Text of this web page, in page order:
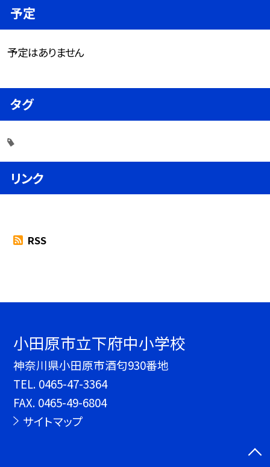
予定
予定はありません
タグ
リンク
RSS
小田原市立下府中小学校
神奈川県小田原市酒匂930番地
TEL. 0465-47-3364
FAX. 0465-49-6804
サイトマップ